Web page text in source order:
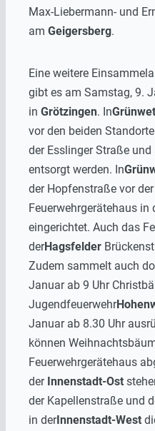
Max-Liebermann- und
am Geigersberg.
Eine weitere
gibt es am Samstag, 9.
in Grötzingen. In
vor den beiden
der Esslinger Straße
entsorgt werden. In
der Hopfenstraße vor
Feuerwehrgerätehaus in
eingerichtet. Auch das
derHagsfelder
Zudem sammelt auch
Januar ab 9 Uhr
Jugendfeuerwehr
Januar ab 8.30 Uhr
können
Feuerwehrgerätehaus
der Innenstadt-Ost
der Kapellenstraße und
in derInnenstadt-West